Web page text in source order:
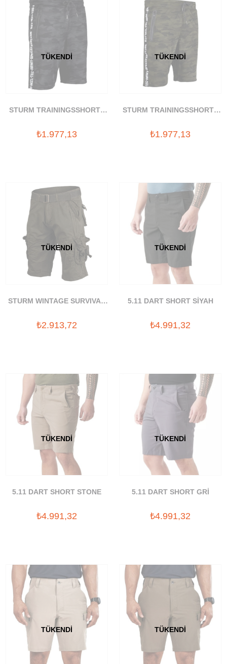
TÜKENDI
STURM TRAININGSSHORTS
₺1.977,13
TÜKENDI
STURM TRAININGSSHORTS
₺1.977,13
TÜKENDI
STURM WINTAGE SURVIVAL
₺2.913,72
TÜKENDI
5.11 DART SHORT SİYAH
₺4.991,32
TÜKENDI
5.11 DART SHORT STONE
₺4.991,32
TÜKENDI
5.11 DART SHORT GRİ
₺4.991,32
TÜKENDI TÜKENDI